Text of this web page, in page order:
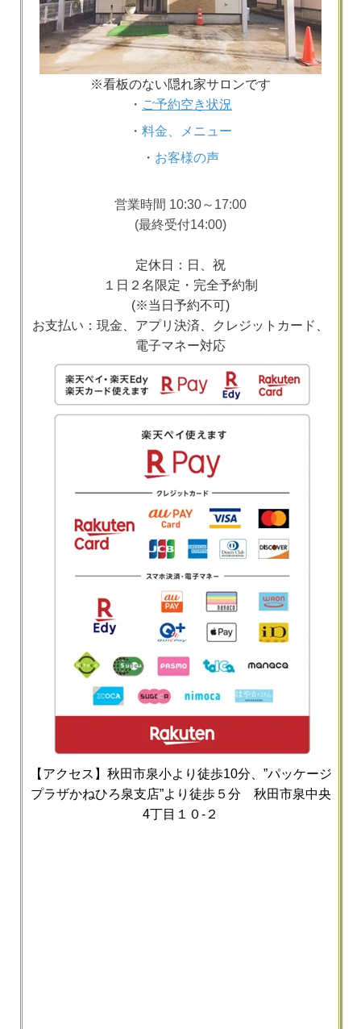
※看板のない隠れ家サロンです
・ ご予約空き状況
・ 料金、メニュー
・ お客様の声
営業時間 10:30～17:00
(最終受付14:00)
定休日：日、祝
１日２名限定・完全予約制
(※当日予約不可)
お支払い：現金、アプリ決済、クレジットカード、
電子マネー対応
【アクセス】秋田市泉小より徒歩10分、”パッケージ
プラザかねひろ泉支店”より徒歩５分 秋田市泉中央
4丁目１０-２